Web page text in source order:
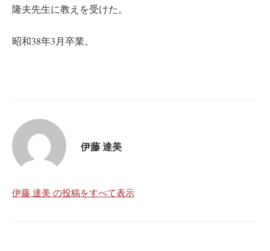
隆夫先生に教えを受けた。
昭和38年3月卒業。
伊藤 達美
伊藤 達美 の投稿をすべて表示